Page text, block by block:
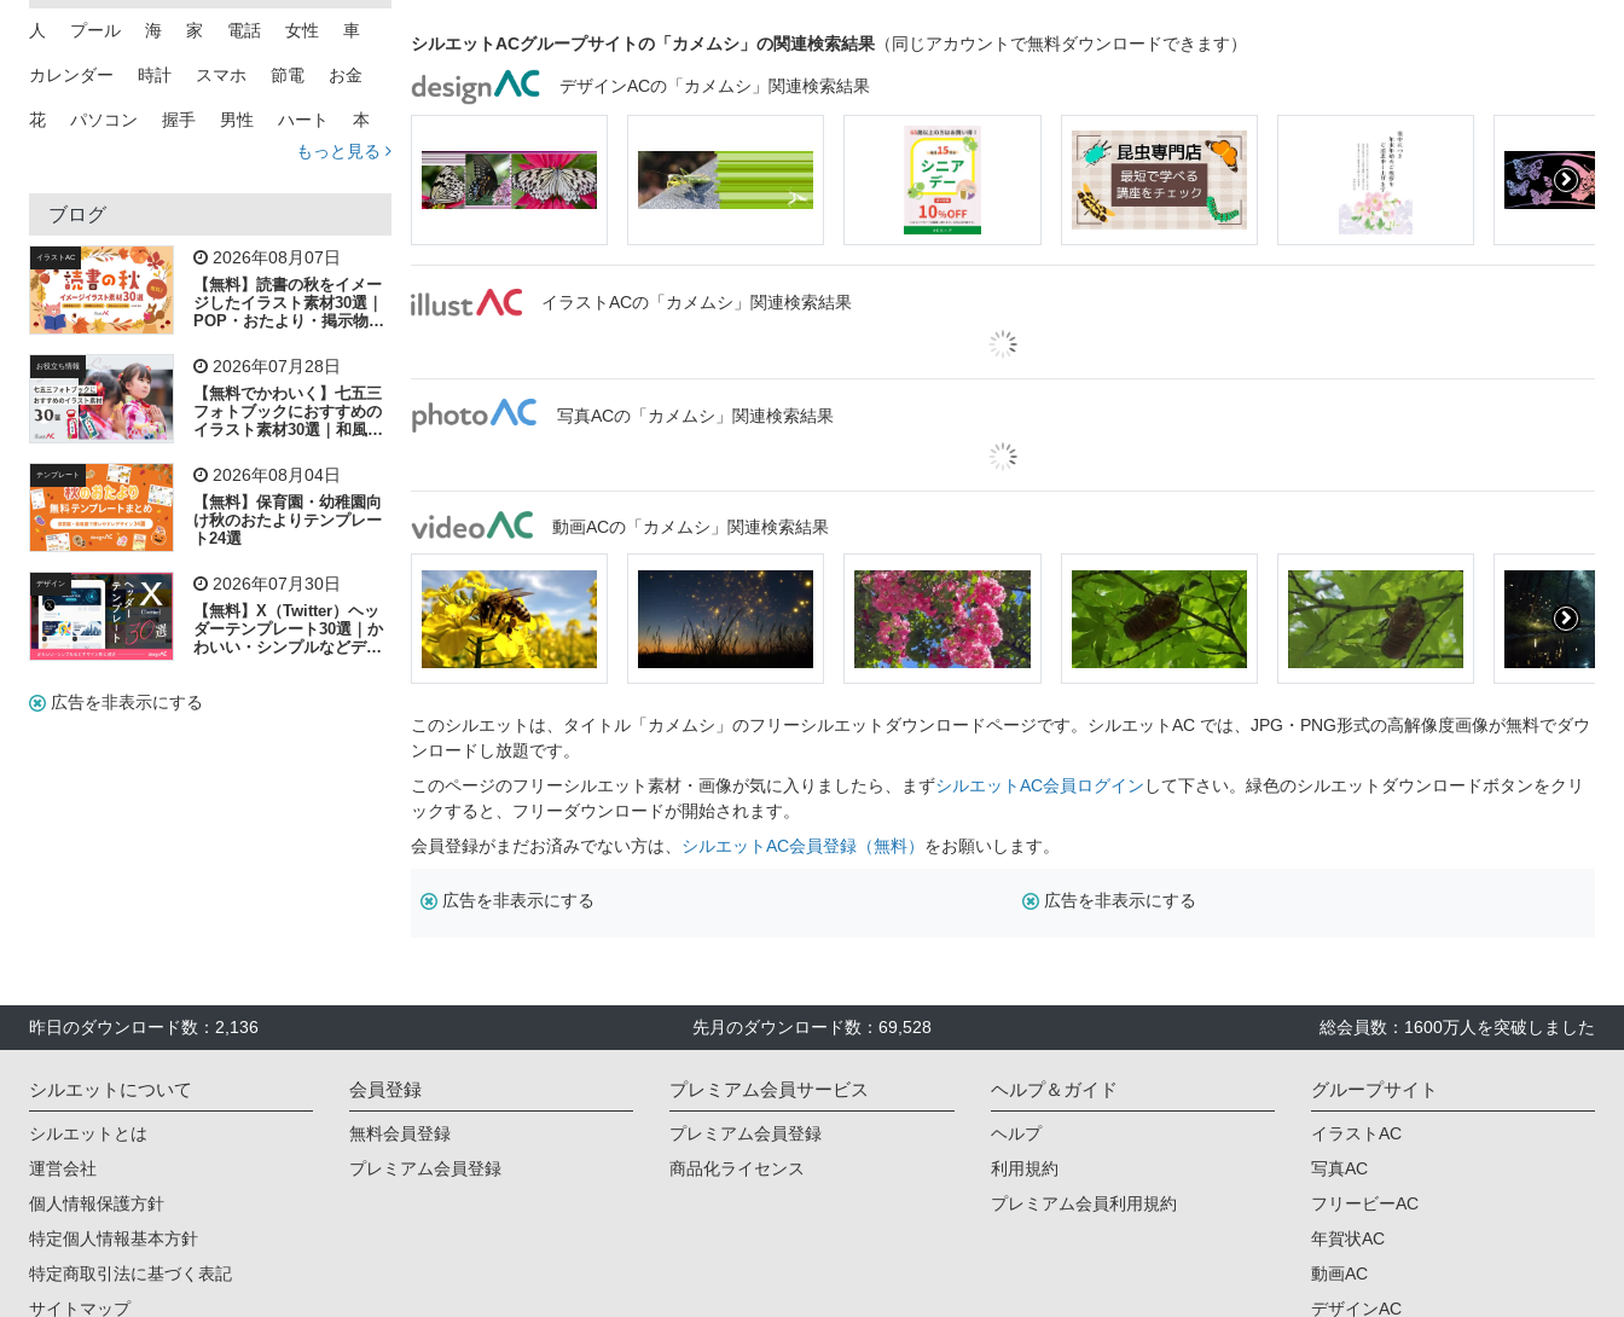
人 プール 海 家 電話 女性 車
カレンダー 時計 スマホ 節電 お金
花 パソコン 握手 男性 ハート 本
トラック 木
吹き出し
飛行機 グラフ ビル 魚 家族 書類
歩く 工場 会社 太陽 キラキラ
子供 作業員 葉 相談 ピクトグラム
もっと見る
ブログ
イラストAC 2026年08月07日
【無料】読書の秋をイメー
ジしたイラスト素材30選｜
POP・おたより・掲示物に
お役立ち情報 2026年07月28日
【無料でかわいく】七五三
フォトブックにおすすめの
イラスト素材30選｜和風の
テンプレート 2026年08月04日
【無料】保育園・幼稚園向
け秋のおたよりテンプレー
ト24選
デザイン 2026年07月30日
【無料】X（Twitter）ヘッ
ダーテンプレート30選｜か
わいい・シンプルなどデザ
広告を非表示にする
シルエットACグループサイトの「カメムシ」の関連検索結果 （同じアカウントで無料ダウンロードできます）
デザインACの「カメムシ」関連検索結果
イラストACの「カメムシ」関連検索結果
写真ACの「カメムシ」関連検索結果
動画ACの「カメムシ」関連検索結果
このシルエットは、タイトル「カメムシ」のフリーシルエットダウンロードページです。シルエットAC では、JPG・PNG形式の高解像度画像が無料でダウ
ンロードし放題です。
このページのフリーシルエット素材・画像が気に入りましたら、まずシルエットAC会員ログイン して下さい。緑色のシルエットダウンロードボタンをクリ
ックすると、フリーダウンロードが開始されます。
会員登録がまだお済みでない方は、 シルエットAC会員登録（無料） をお願いします。
広告を非表示にする 広告を非表示にする
昨日のダウンロード数：2,136 先月のダウンロード数：69,528 総会員数：1600万人を突破しました
シルエットについて
シルエットとは
運営会社
個人情報保護方針
特定個人情報基本方針
特定商取引法に基づく表記
サイトマップ
会員登録
無料会員登録
プレミアム会員登録
プレミアム会員サービス
プレミアム会員登録
商品化ライセンス
ヘルプ＆ガイド
ヘルプ
利用規約
プレミアム会員利用規約
グループサイト
イラストAC
写真AC
フリービーAC
年賀状AC
動画AC
デザインAC